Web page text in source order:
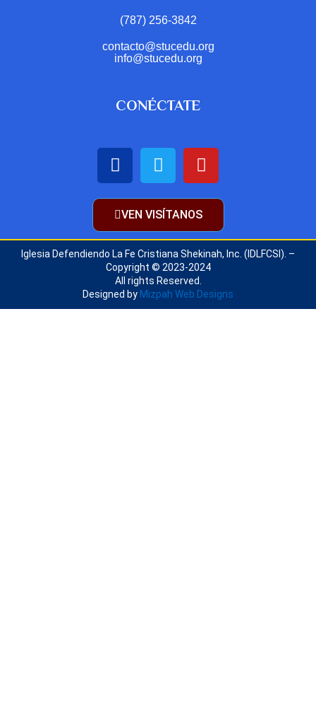
(787) 256-3842
contacto@stucedu.org
info@stucedu.org
CONÉCTATE
VEN VISÍTANOS
Iglesia Defendiendo La Fe Cristiana Shekinah, Inc. (IDLFCSI). –
Copyright © 2023-2024
All rights Reserved.
Designed by Mizpah Web Designs